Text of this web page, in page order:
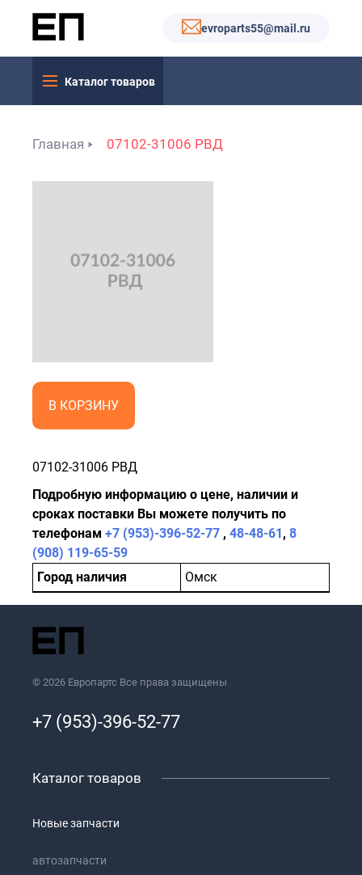
evroparts55@mail.ru
Каталог товаров
Главная 07102-31006 РВД
В КОРЗИНУ
07102-31006 РВД
Подробную информацию о цене, наличии и
сроках поставки Вы можете получить по
телефонам +7 (953)-396-52-77 , 48-48-61, 8
(908) 119-65-59
Город наличия
Омск
© 2026 Европартс Все права защищены
+7 (953)-396-52-77
Каталог товаров
Новые запчасти
автозапчасти